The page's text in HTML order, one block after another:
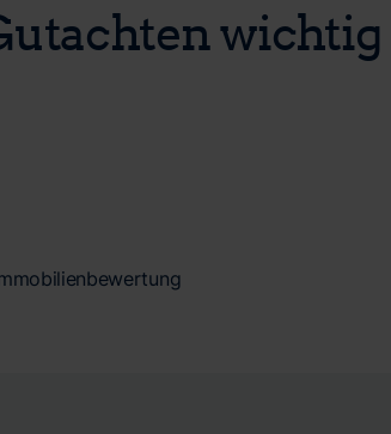
wichtig